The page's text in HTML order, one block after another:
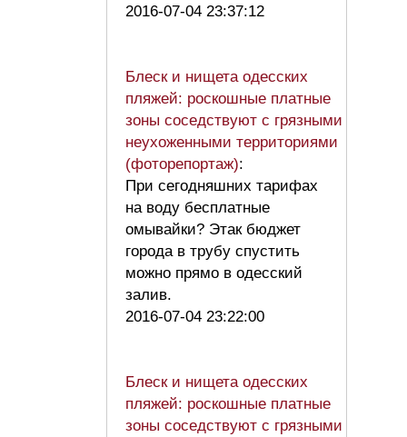
2016-07-04 23:37:12
Блеск и нищета одесских
пляжей: роскошные платные
зоны соседствуют с грязными
неухоженными территориями
(фоторепортаж):
При сегодняшних тарифах
на воду бесплатные
омывайки? Этак бюджет
города в трубу спустить
можно прямо в одесский
залив.
2016-07-04 23:22:00
Блеск и нищета одесских
пляжей: роскошные платные
зоны соседствуют с грязными